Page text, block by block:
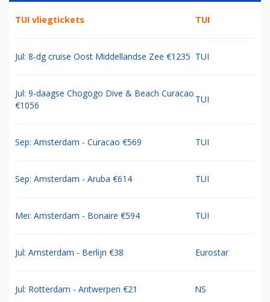
TUI vliegtickets TUI
Jul: 8-dg cruise Oost Middellandse Zee €1235 TUI
Jul: 9-daagse Chogogo Dive & Beach Curacao
€1056
TUI
Sep: Amsterdam - Curacao €569 TUI
Sep: Amsterdam - Aruba €614 TUI
Mei: Amsterdam - Bonaire €594 TUI
Jul: Amsterdam - Berlijn €38 Eurostar
Jul: Rotterdam - Antwerpen €21 NS